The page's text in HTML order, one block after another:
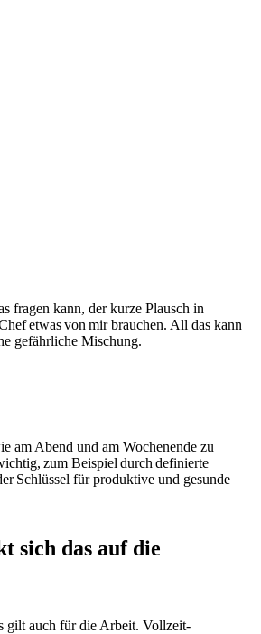
fragen kann, der kurze Plausch in
etwas von mir brauchen. All das kann
gefährliche Mischung.
am Abend und am Wochenende zu
zum Beispiel durch definierte
Schlüssel für produktive und gesunde
sich das auf die
gilt auch für die Arbeit. Vollzeit-